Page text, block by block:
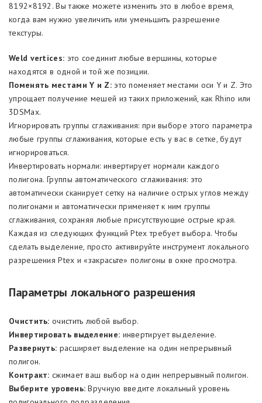
8192×8192. Вы также можете изменить это в любое время,
когда вам нужно увеличить или уменьшить разрешение
текстуры.
Weld vertices: это соединит любые вершины, которые
находятся в одной и той же позиции.
Поменять местами Y и Z:это поменяет местами оси Y и Z. Это
упрощает получение мешей из таких приложений, как Rhino или
3DSMax.
Игнорировать группы сглаживания: при выборе этого параметра
любые группы сглаживания, которые есть у вас в сетке, будут
игнорироваться.
Инвертировать нормали: инвертирует нормали каждого
полигона. Группы автоматического сглаживания: это
автоматически сканирует сетку на наличие острых углов между
полигонами и автоматически применяет к ним группы
сглаживания, сохраняя любые присутствующие острые края.
Каждая из следующих функций Ptex требует выбора. Чтобы
сделать выделение, просто активируйте инструмент локального
разрешения Ptex и «закрасьте» полигоны в окне просмотра.
Параметры локального разрешения
Очистить: очистить любой выбор.
Инвертировать выделение: инвертирует выделение.
Развернуть: расширяет выделение на один непрерывный
полигон.
Контракт: сжимает ваш выбор на один непрерывный полигон.
Выберите уровень: Вручную введите локальный уровень